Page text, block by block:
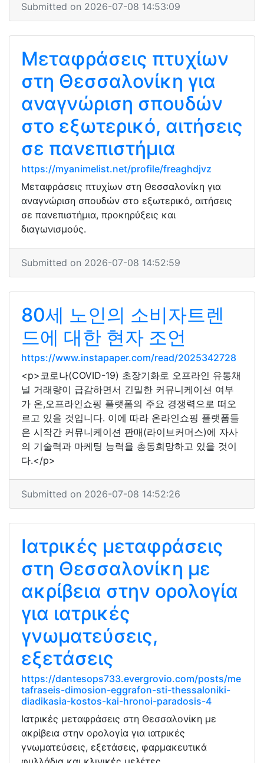
Submitted on 2026-07-08 14:53:09
Μεταφράσεις πτυχίων
στη Θεσσαλονίκη για
αναγνώριση σπουδών
στο εξωτερικό, αιτήσεις
σε πανεπιστήμια
https://myanimelist.net/profile/freaghdjvz
Μεταφράσεις πτυχίων στη Θεσσαλονίκη για
αναγνώριση σπουδών στο εξωτερικό, αιτήσεις
σε πανεπιστήμια, προκηρύξεις και
διαγωνισμούς.
Submitted on 2026-07-08 14:52:59
80세 노인의 소비자트렌
드에 대한 현자 조언
https://www.instapaper.com/read/2025342728
<p>코로나(COVID-19) 초장기화로 오프라인 유통채
널 거래량이 급감하면서 긴밀한 커뮤니케이션 여부
가 온,오프라인쇼핑 플랫폼의 주요 경쟁력으로 떠오
르고 있을 것입니다. 이에 따라 온라인쇼핑 플랫폼들
은 시작간 커뮤니케이션 판매(라이브커머스)에 자사
의 기술력과 마케팅 능력을 총동희망하고 있을 것이
다.</p>
Submitted on 2026-07-08 14:52:26
Ιατρικές μεταφράσεις
στη Θεσσαλονίκη με
ακρίβεια στην ορολογία
για ιατρικές
γνωματεύσεις,
εξετάσεις
https://dantesops733.evergrovio.com/posts/me
tafraseis-dimosion-eggrafon-sti-thessaloniki-
diadikasia-kostos-kai-hronoi-paradosis-4
Ιατρικές μεταφράσεις στη Θεσσαλονίκη με
ακρίβεια στην ορολογία για ιατρικές
γνωματεύσεις, εξετάσεις, φαρμακευτικά